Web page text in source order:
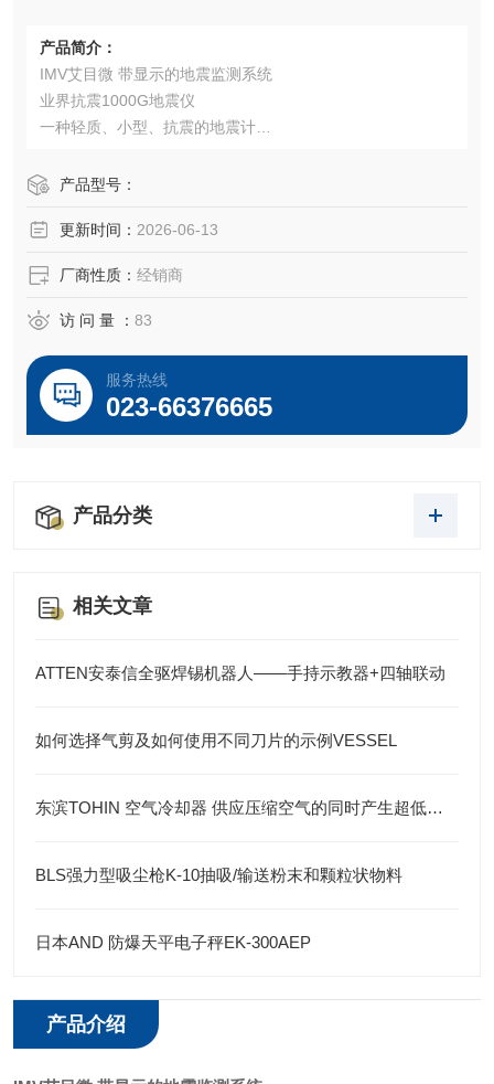
产品简介：
IMV艾目微 带显示的地震监测系统
业界抗震1000G地震仪
一种轻质、小型、抗震的地震计
出，从而可以构建新的网络。
产品型号：
更新时间： 2026-06-13
厂商性质： 经销商
访 问 量 ： 83
服务热线
023-66376665
产品分类
相关文章
ATTEN安泰信全驱焊锡机器人——手持示教器+四轴联动
如何选择气剪及如何使用不同刀片的示例VESSEL
东滨TOHIN 空气冷却器 供应压缩空气的同时产生超低温空气
BLS强力型吸尘枪K-10抽吸/输送粉末和颗粒状物料
日本AND 防爆天平电子秤EK-300AEP
产品介绍